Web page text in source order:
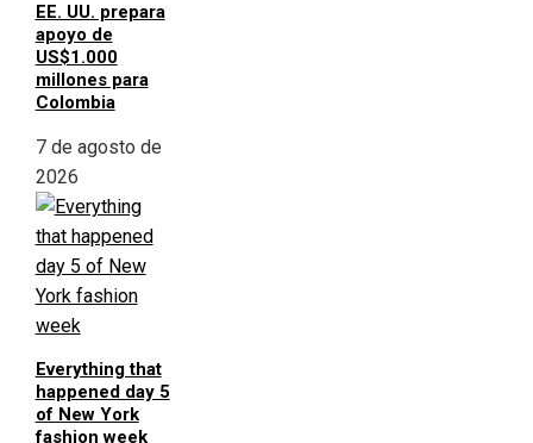
EE. UU. prepara
apoyo de
US$1.000
millones para
Colombia
7 de agosto de
2026
Everything that
happened day 5
of New York
fashion week